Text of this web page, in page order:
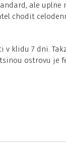
ale uplne
chodit
klidu 7 dni.
ostrovu je